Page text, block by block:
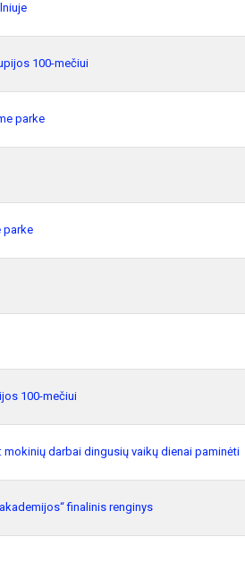
100-mečiui
parke
parke
100-mečiui
darbai dingusių vaikų dienai paminėti
finalinis renginys